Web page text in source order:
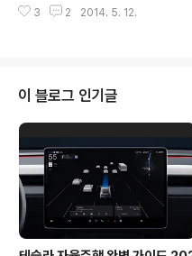
역시 시장이 반찬! ▲ 한접시 가득 나온
당을 가면서 봐둔 돈가스 집으로 향했습
편입니다. 테이블은 4개정도 있고 많이
채 못들어갈 것 같더군요. 포장을 해가
만 점심시간이라서 자리가 없어서 돌아
있었네요. 회사에서 같이 점심먹으러
되어서 저희가 들어갔을때 테이블이
면 이렇게 반찬을 3종류 준비를 해주시
3 2 2014. 5. 12.
이 블로그 인기글